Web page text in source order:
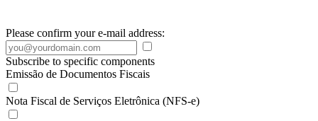
Please confirm your e-mail address:
Subscribe to specific components
Emissão de Documentos Fiscais
Nota Fiscal de Serviços Eletrônica (NFS-e)